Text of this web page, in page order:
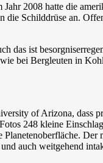
2008 hatte die
Schilddrüse an.
das ist
bei Bergleuten in
of Arizona, dass
248 kleine
auch weitgehend